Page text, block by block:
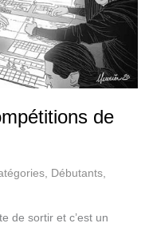
de
, Débutants,
de sortir et c’est un